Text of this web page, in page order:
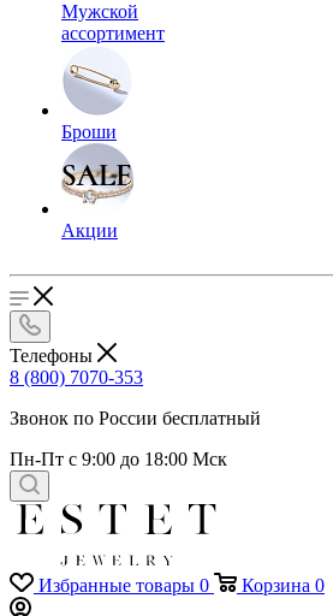
Мужской
ассортимент
Броши
Акции
Телефоны
8 (800) 7070-353
Звонок по России бесплатный
Пн-Пт с 9:00 до 18:00 Мск
Избранные товары 0 Корзина 0